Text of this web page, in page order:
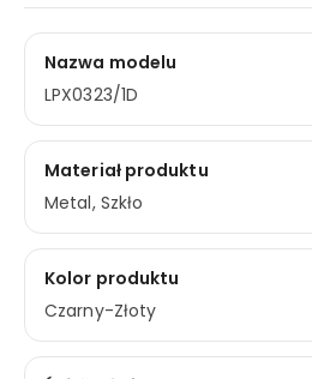
Nazwa modelu
LPX0323/1D
Materiał produktu
Metal, Szkło
Kolor produktu
Czarny-Złoty